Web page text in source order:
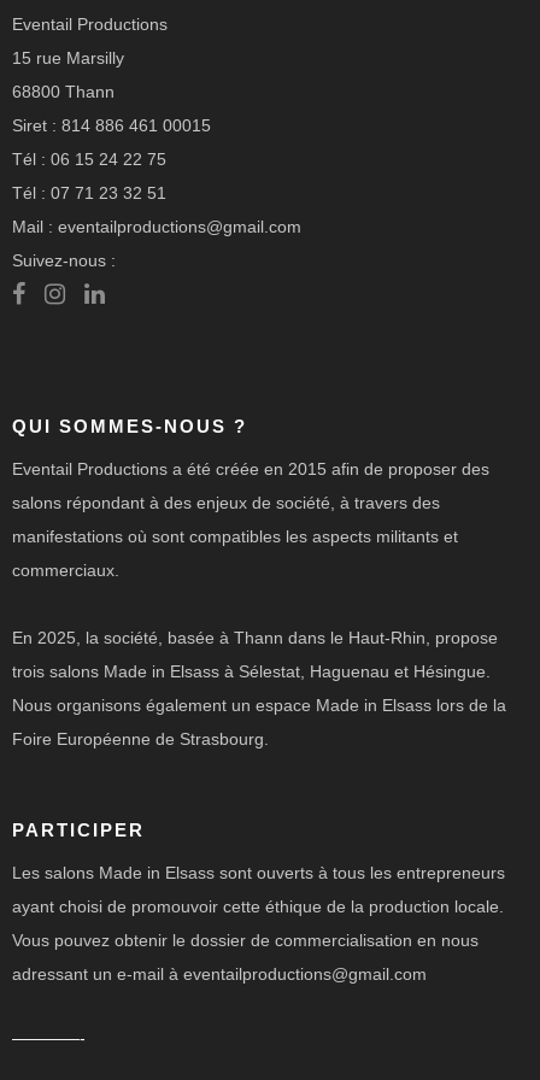
Eventail Productions
15 rue Marsilly
68800 Thann
Siret : 814 886 461 00015
Tél : 06 15 24 22 75
Tél : 07 71 23 32 51
Mail : eventailproductions@gmail.com
Suivez-nous :
QUI SOMMES-NOUS ?
Eventail Productions a été créée en 2015 afin de proposer des
salons répondant à des enjeux de société, à travers des
manifestations où sont compatibles les aspects militants et
commerciaux.
En 2025, la société, basée à Thann dans le Haut-Rhin, propose
trois salons Made in Elsass à Sélestat, Haguenau et Hésingue.
Nous organisons également un espace Made in Elsass lors de la
Foire Européenne de Strasbourg.
PARTICIPER
Les salons Made in Elsass sont ouverts à tous les entrepreneurs
ayant choisi de promouvoir cette éthique de la production locale.
Vous pouvez obtenir le dossier de commercialisation en nous
adressant un e-mail à eventailproductions@gmail.com
————-